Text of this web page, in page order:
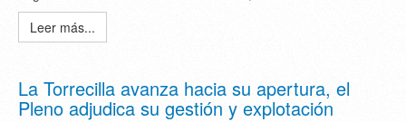
Leer más...
La Torrecilla avanza hacia su apertura, el
Pleno adjudica su gestión y explotación